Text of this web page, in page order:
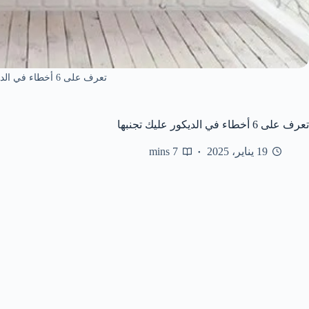
تعرف على 6 أخطاء في الديكور عليك تجنبها
تعرف على 6 أخطاء في الديكور عليك تجنبها
19 يناير، 2025 7 mins